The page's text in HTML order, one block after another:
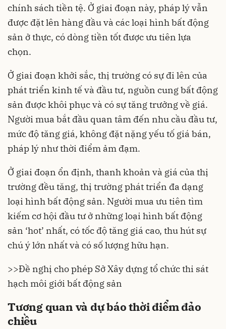
chính sách tiền tệ. Ở giai đoạn này, pháp lý vẫn
được đặt lên hàng đầu và các loại hình bất động
sản ở thực, có dòng tiền tốt được ưu tiên lựa
chọn.
Ở giai đoạn khởi sắc, thị trường có sự đi lên của
phát triển kinh tế và đầu tư, nguồn cung bất động
sản được khôi phục và có sự tăng trưởng về giá.
Người mua bắt đầu quan tâm đến nhu cầu đầu tư,
mức độ tăng giá, không đặt nặng yếu tố giá bán,
pháp lý như thời điểm ảm đạm.
Ở giai đoạn ổn định, thanh khoản và giá của thị
trường đều tăng, thị trường phát triển đa dạng
loại hình bất động sản. Người mua ưu tiên tìm
kiếm cơ hội đầu tư ở những loại hình bất động
sản ‘hot’ nhất, có tốc độ tăng giá cao, thu hút sự
chú ý lớn nhất và có số lượng hữu hạn.
>>Đề nghị cho phép Sở Xây dựng tổ chức thi sát
hạch môi giới bất động sản
Tương quan và dự báo thời điểm đảo
chiều